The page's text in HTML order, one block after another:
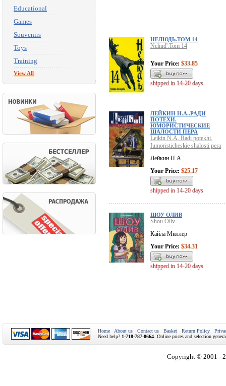
Educational
Games
Souvenirs
Toys
Training
View All
НЕЛЮДЬ.ТОМ 14
Neliud'.Tom 14
Your Price: $33.85
shipped in 14-20 days
ЛЕЙКИН Н.А..РАДИ
ПОТЕХИ.
ЮМОРИСТИЧЕСКИЕ
ШАЛОСТИ ПЕРА
Leikin N.A..Radi potekhi.
Iumoristicheskie shalosti pera
Лейкин Н.А.
Your Price: $25.17
shipped in 14-20 days
ШОУ ОЛИВ
Shou Oliv
Кайла Миллер
Your Price: $34.31
shipped in 14-20 days
Home About us Contact us Basket Return Policy
Need help? 1-718-787-0664 . Online prices and selection
Copyright © 2001 -